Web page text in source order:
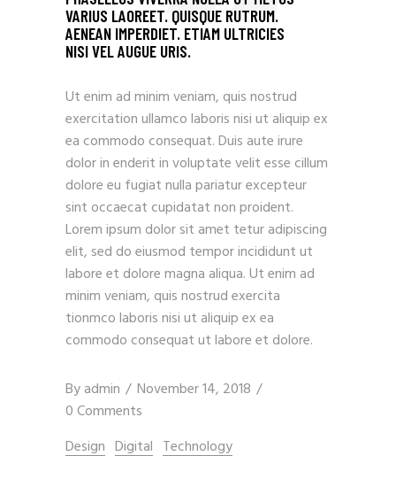
VARIUS LAOREET. QUISQUE RUTRUM.
AENEAN IMPERDIET. ETIAM ULTRICIES
NISI VEL AUGUE URIS.
Ut enim ad minim veniam, quis nostrud
exercitation ullamco laboris nisi ut aliquip ex
ea commodo consequat. Duis aute irure
dolor in enderit in voluptate velit esse cillum
dolore eu fugiat nulla pariatur excepteur
sint occaecat cupidatat non proident.
Lorem ipsum dolor sit amet tetur adipiscing
elit, sed do eiusmod tempor incididunt ut
labore et dolore magna aliqua. Ut enim ad
minim veniam, quis nostrud exercita
tionmco laboris nisi ut aliquip ex ea
commodo consequat ut labore et dolore.
Byadmin
November 14, 2018
0 Comments
Design Digital Technology